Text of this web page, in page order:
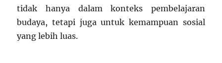
tidak hanya dalam konteks pembelajaran
budaya, tetapi juga untuk kemampuan sosial
yang lebih luas.